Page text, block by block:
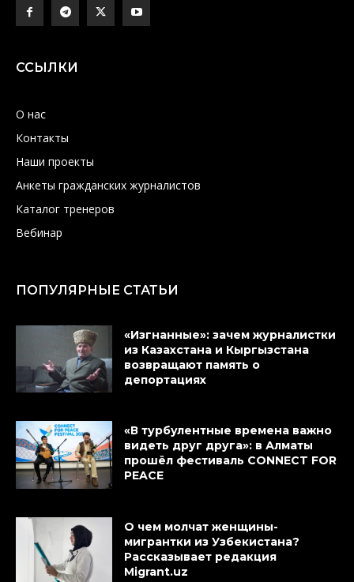
ССЫЛКИ
О нас
Контакты
Наши проекты
Анкеты гражданских журналистов
Каталог тренеров
Вебинар
ПОПУЛЯРНЫЕ СТАТЬИ
«Изгнанные»: зачем журналистки
из Казахстана и Кыргызстана
возвращают память о
депортациях
«В турбулентные времена важно
видеть друг друга»: в Алматы
прошёл фестиваль CONNECT FOR
PEACE
О чем молчат женщины-
мигрантки из Узбекистана?
Рассказывает редакция
Migrant.uz